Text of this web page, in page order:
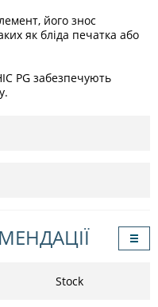
його знос
як бліда печатка або
PG забезпечують
Stock